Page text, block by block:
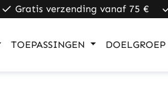
Gratis verzending vanaf 75 €
TOEPASSINGEN DOELGROEP